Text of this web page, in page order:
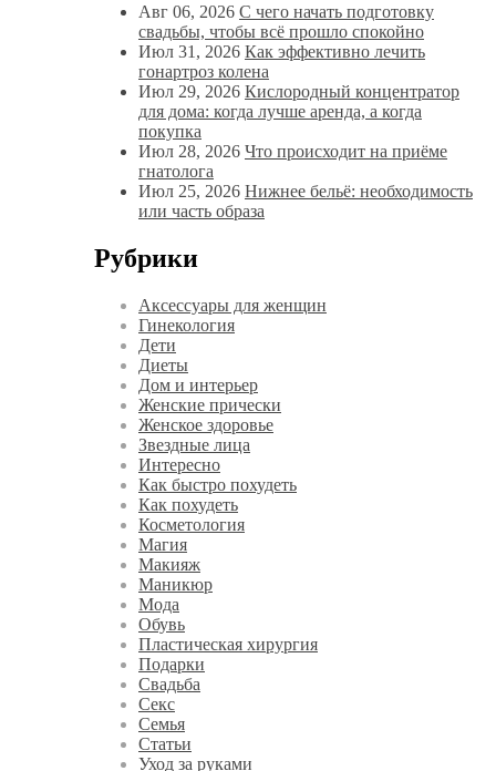
Авг 06, 2026 С чего начать подготовку
свадьбы, чтобы всё прошло спокойно
Июл 31, 2026 Как эффективно лечить
гонартроз колена
Июл 29, 2026 Кислородный концентратор
для дома: когда лучше аренда, а когда
покупка
Июл 28, 2026 Что происходит на приёме
гнатолога
Июл 25, 2026 Нижнее бельё: необходимость
или часть образа
Рубрики
Аксессуары для женщин
Гинекология
Дети
Диеты
Дом и интерьер
Женские прически
Женское здоровье
Звездные лица
Интересно
Как быстро похудеть
Как похудеть
Косметология
Магия
Макияж
Маникюр
Мода
Обувь
Пластическая хирургия
Подарки
Свадьба
Секс
Семья
Статьи
Уход за руками